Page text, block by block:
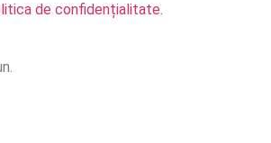
de confidențialitate.